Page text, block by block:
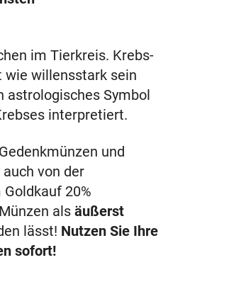
im Tierkreis. Krebs-
wie willensstark sein
astrologisches Symbol
interpretiert.
und
von der
20%
als äußerst
lässt! Nutzen Sie Ihre
sofort!